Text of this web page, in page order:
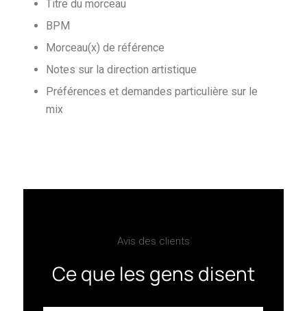
Titre du morceau
BPM
Morceau(x) de référence
Notes sur la direction artistique
Préférences et demandes particulière sur le
mix
Avis des clients
Ce que les gens disent